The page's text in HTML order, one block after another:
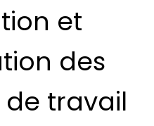
et
des
travail